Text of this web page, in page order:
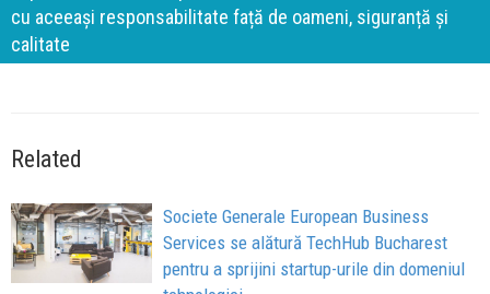
cu aceeași responsabilitate față de oameni, siguranță și
calitate
Related
Societe Generale European Business
Services se alătură TechHub Bucharest
pentru a sprijini startup-urile din domeniul